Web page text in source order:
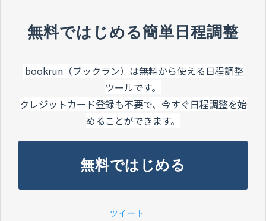
無料ではじめる簡単日程調整
bookrun（ブックラン）は無料から使える日程調整
ツールです。
クレジットカード登録も不要で、今すぐ日程調整を始
めることができます。
無料ではじめる
ツイート